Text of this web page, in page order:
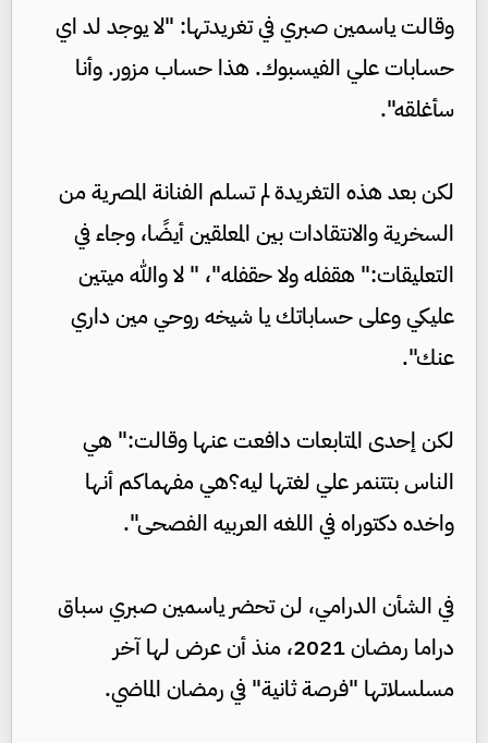
وقالت ياسمين صبري في تغريدتها: "لا يوجد لد اي
حسابات علي الفيسبوك. هذا حساب مزور. وأنا
سأغلقه".
لكن بعد هذه التغريدة لم تسلم الفنانة المصرية من
السخرية والانتقادات بين المعلقين أيضًا، وجاء في
التعليقات:" هقفله ولا حقفله"، " لا والله ميتين
عليكي وعلى حساباتك يا شيخه روحي مين داري
عنك".
لكن إحدى المتابعات دافعت عنها وقالت:" هي
الناس بتتنمر علي لغتها ليه؟هي مفهماكم أنها
واخده دكتوراه في اللغه العربيه الفصحى".
في الشأن الدرامي، لن تحضر ياسمين صبري سباق
دراما رمضان 2021، منذ أن عرض لها آخر
مسلسلاتها "فرصة ثانية" في رمضان الماضي.